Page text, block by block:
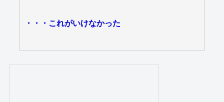
・・・これがいけなかった